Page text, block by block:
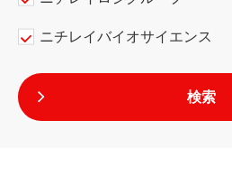
ニチレイバイオサイエンス